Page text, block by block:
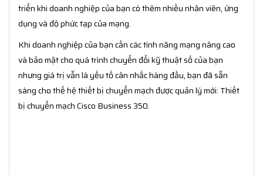
triển khi doanh nghiệp của bạn có thêm nhiều nhân viên, ứng
dụng và độ phức tạp của mạng.
Khi doanh nghiệp của bạn cần các tính năng mạng nâng cao
và bảo mật cho quá trình chuyển đổi kỹ thuật số của bạn
nhưng giá trị vẫn là yếu tố cân nhắc hàng đầu, bạn đã sẵn
sàng cho thế hệ thiết bị chuyển mạch được quản lý mới: Thiết
bị chuyển mạch Cisco Business 350.